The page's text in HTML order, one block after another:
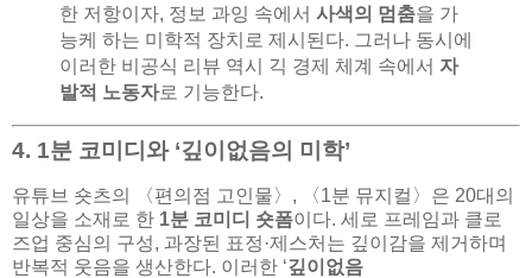
한 저항이자, 정보 과잉 속에서 사색의 멈춤을 가
능케 하는 미학적 장치로 제시된다. 그러나 동시에
이러한 비공식 리뷰 역시 긱 경제 체계 속에서 자
발적 노동자로 기능한다.
4. 1분 코미디와 ‘깊이없음의 미학’
유튜브 숏츠의 〈편의점 고인물〉, 〈1분 뮤지컬〉은 20대의
일상을 소재로 한 1분 코미디 숏폼이다. 세로 프레임과 클로
즈업 중심의 구성, 과장된 표정·제스처는 깊이감을 제거하며
반복적 웃음을 생산한다. 이러한 ‘깊이없음